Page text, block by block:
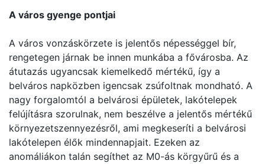
A város gyenge pontjai
A város vonzáskörzete is jelentős népességgel bír,
rengetegen járnak be innen munkába a fővárosba. Az
átutazás ugyancsak kiemelkedő mértékű, így a
belváros napközben igencsak zsúfoltnak mondható. A
nagy forgalomtól a belvárosi épületek, lakótelepek
felújításra szorulnak, nem beszélve a jelentős mértékű
környezetszennyezésről, ami megkeseríti a belvárosi
lakótelepen élők mindennapjait. Ezeken az
anomáliákon talán segíthet az M0-ás körgyűrű és a